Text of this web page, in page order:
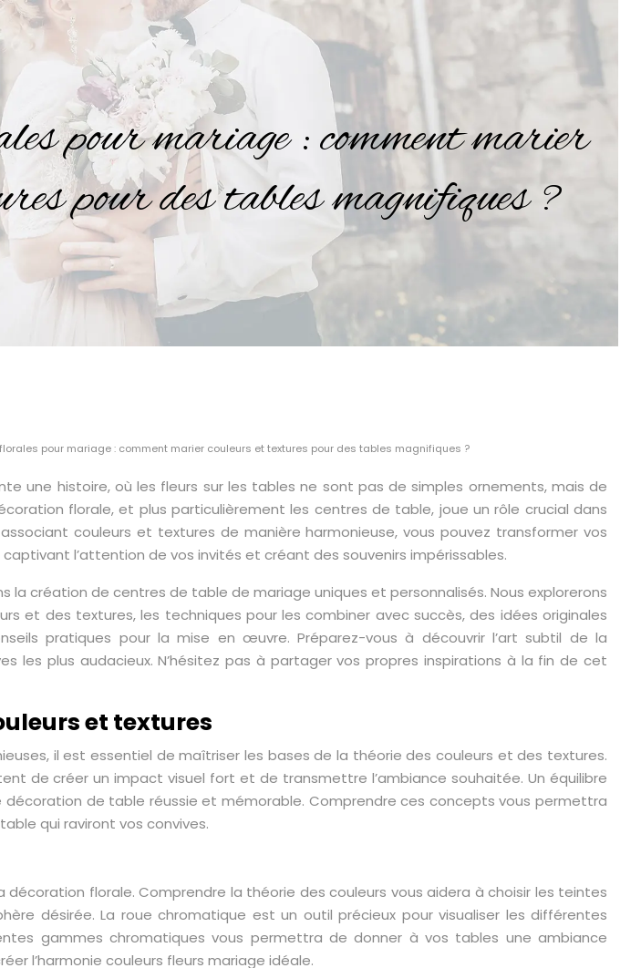
pour mariage : comment marier
pour des tables magnifiques ?
pour mariage : comment marier couleurs et textures pour des tables magnifiques ?
une histoire, où les fleurs sur les tables ne sont pas de simples ornements, mais de
florale, et plus particulièrement les centres de table, joue un rôle crucial dans
couleurs et textures de manière harmonieuse, vous pouvez transformer vos
l’attention de vos invités et créant des souvenirs impérissables.
la création de centres de table de mariage uniques et personnalisés. Nous explorerons
et des textures, les techniques pour les combiner avec succès, des idées originales
pratiques pour la mise en œuvre. Préparez-vous à découvrir l’art subtil de la
les plus audacieux. N’hésitez pas à partager vos propres inspirations à la fin de cet
et textures
il est essentiel de maîtriser les bases de la théorie des couleurs et des textures.
de créer un impact visuel fort et de transmettre l’ambiance souhaitée. Un équilibre
de table réussie et mémorable. Comprendre ces concepts vous permettra
qui raviront vos convives.
florale. Comprendre la théorie des couleurs vous aidera à choisir les teintes
désirée. La roue chromatique est un outil précieux pour visualiser les différentes
gammes chromatiques vous permettra de donner à vos tables une ambiance
l’harmonie couleurs fleurs mariage idéale.